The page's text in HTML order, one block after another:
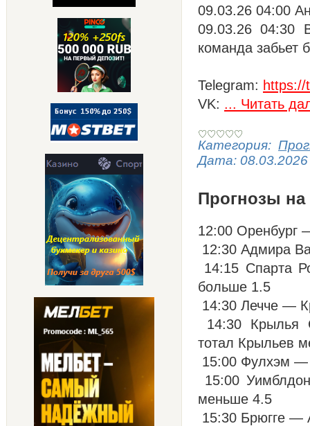
09.03.26 04:00
09.03.26 04:30
команда забьет
Telegram: https://
VK: ... Читать
Категория:
Дата: 08.03.2026
Прогнозы на
12:00 Оренбург
12:30 Адмира
14:15 Спарта
больше 1.5
14:30 Лечче —
14:30 Крылья
тотал Крыльев
15:00 Фулхэм —
15:00
меньше 4.5
15:30 Брюгге —